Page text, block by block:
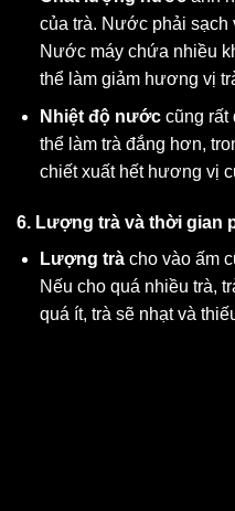
của trà. Nước phải sạch
Nước máy chứa nhiều
thể làm giảm hương vị
Nhiệt độ nướccũng rất
thể làm trà đắng hơn,
chiết xuất hết hương vị
6. Lượng trà và thời gian
Lượng tràcho vào ấm
Nếu cho quá nhiều trà,
quá ít, trà sẽ nhạt và